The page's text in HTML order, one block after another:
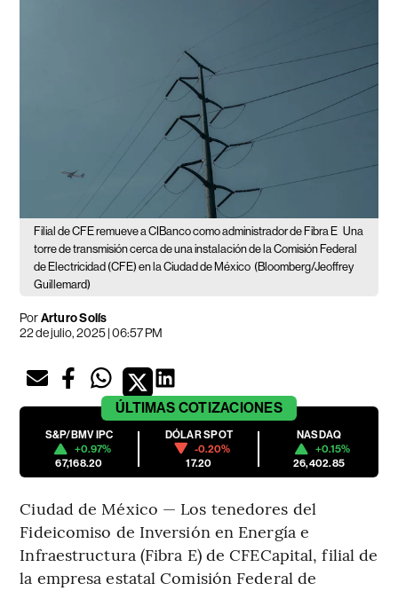
Filial de CFE remueve a CIBanco como administrador de Fibra E Una
torre de transmisión cerca de una instalación de la Comisión Federal
de Electricidad (CFE) en la Ciudad de México (Bloomberg/Jeoffrey
Guillemard)
PorArturo Solís
22 de julio, 2025 | 06:57 PM
ÚLTIMAS COTIZACIONES
S&P/BMV IPC
+0.97%
67,168.20
DÓLAR SPOT
-0.20%
17.20
NASDAQ
+0.15%
26,402.85
Ciudad de México — Los tenedores del
Fideicomiso de Inversión en Energía e
Infraestructura (Fibra E) de CFECapital, filial de
la empresa estatal Comisión Federal de